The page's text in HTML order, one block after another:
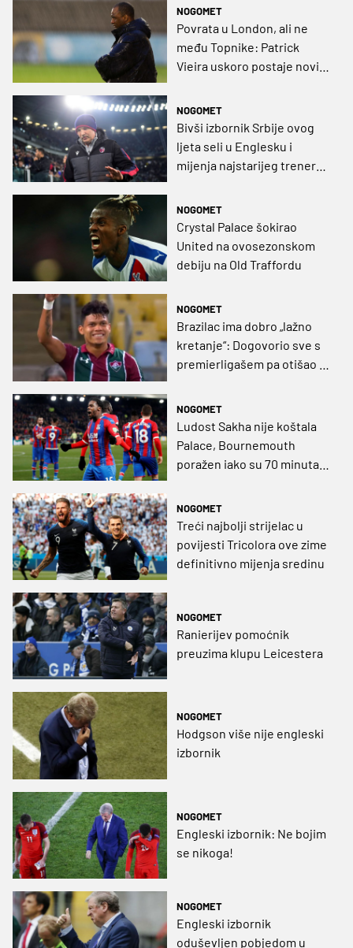
NOGOMET
Povrata u London, ali ne
među Topnike: Patrick
Vieira uskoro postaje novi
NOGOMET
Bivši izbornik Srbije ovog
ljeta seli u Englesku i
mijenja najstarijeg trenera
NOGOMET
Crystal Palace šokirao
United na ovosezonskom
debiju na Old Traffordu
NOGOMET
Brazilac ima dobro „lažno
kretanje“: Dogovorio sve s
premierligašem pa otišao u
NOGOMET
Ludost Sakha nije koštala
Palace, Bournemouth
poražen iako su 70 minuta
NOGOMET
Treći najbolji strijelac u
povijesti Tricolora ove zime
definitivno mijenja sredinu
NOGOMET
Ranierijev pomoćnik
preuzima klupu Leicestera
NOGOMET
Hodgson više nije engleski
izbornik
NOGOMET
Engleski izbornik: Ne bojim
se nikoga!
NOGOMET
Engleski izbornik
oduševljen pobjedom u